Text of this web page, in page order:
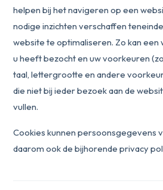
helpen bij het navigeren op een
nodige inzichten verschaffen
website te optimaliseren. Zo kan een
u heeft bezocht en uw voorkeuren
taal, lettergrootte en andere
die niet bij ieder bezoek aan de
vullen.
Cookies kunnen persoonsgegevens
daarom ook de bijhorende privacy